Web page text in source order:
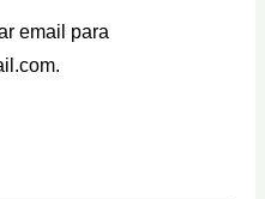
email para